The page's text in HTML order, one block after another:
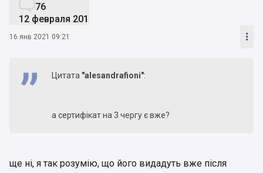
76
12 февраля 2019
16 янв 2021 09:21 
Цитата "alesandrafioni":
а сертифікат на 3 чергу є вже?
ще ні, я так розумію, що його видадуть вже після